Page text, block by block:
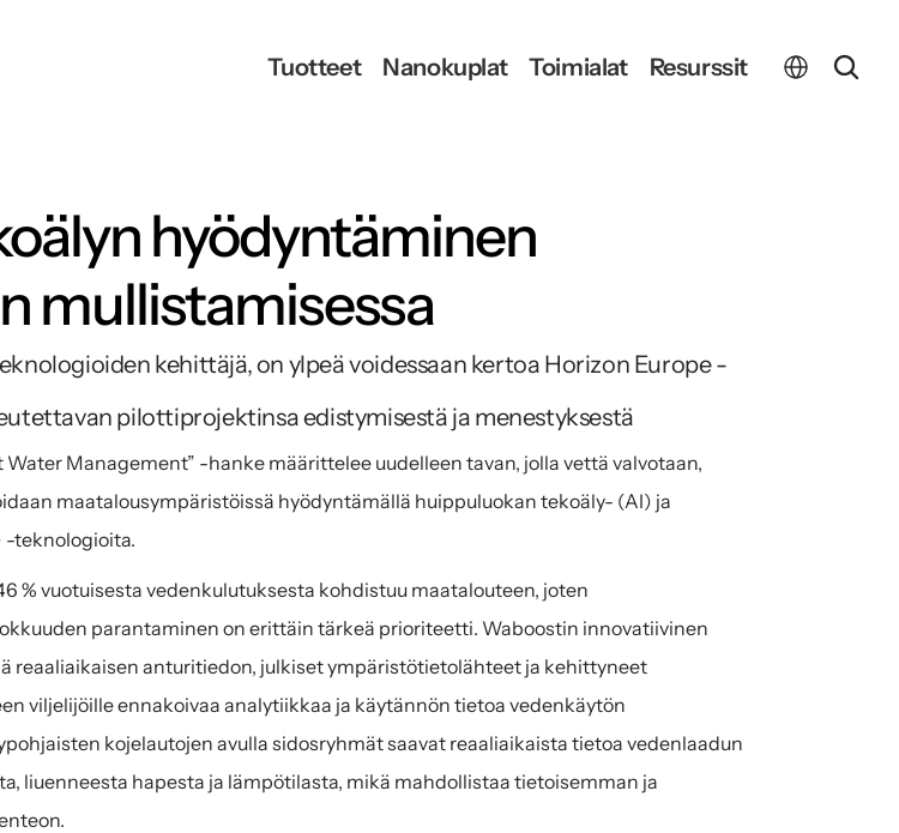
Tuotteet Nanokuplat Toimialat Resurssit
hyödyntäminen
mullistamisessa
kehittäjä, on ylpeä voidessaan kertoa Horizon Europe -
pilottiprojektinsa edistymisestä ja menestyksestä
Water Management” -hanke määrittelee uudelleen tavan, jolla vettä valvotaan,
maatalousympäristöissä hyödyntämällä huippuluokan tekoäly- (AI) ja
-teknologioita.
% vuotuisesta vedenkulutuksesta kohdistuu maatalouteen, joten
parantaminen on erittäin tärkeä prioriteetti. Waboostin innovatiivinen
reaaliaikaisen anturitiedon, julkiset ympäristötietolähteet ja kehittyneet
viljelijöille ennakoivaa analytiikkaa ja käytännön tietoa vedenkäytön
kojelautojen avulla sidosryhmät saavat reaaliaikaista tietoa vedenlaadun
liuenneesta hapesta ja lämpötilasta, mikä mahdollistaa tietoisemman ja